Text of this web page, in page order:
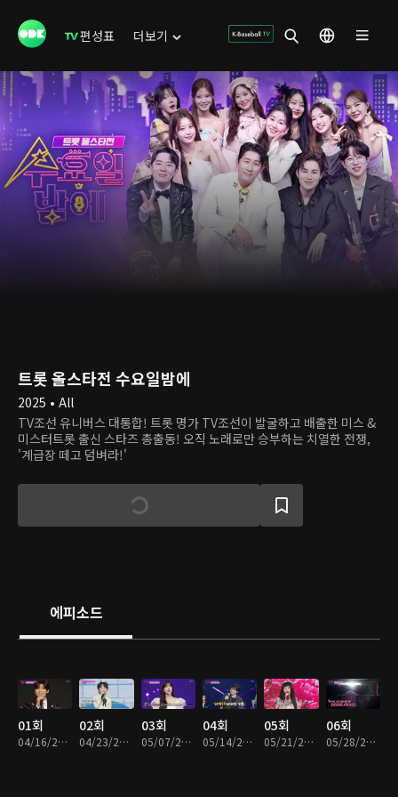
편성표 더보기
트롯 올스타전 수요일밤에
2025 • All
TV조선 유니버스 대통합! 트롯 명가 TV조선이 발굴하고 배출한 미스 &
미스터트롯 출신 스타즈 총출동! 오직 노래로만 승부하는 치열한 전쟁,
'계급장 떼고 덤벼라!'
에피소드
01회
04/16/2025 • 2시간 14분
02회
04/23/2025 • 2시간 9분
03회
05/07/2025 • 2시간 7분
04회
05/14/2025 • 2시간 6분
05회
05/21/2025 • 2시간 6분
06회
05/28/2025 • 2시간 4분